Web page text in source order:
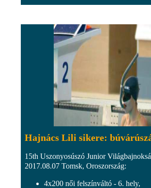
Hajnács Lili sikere:
15th Uszonyosúszó Junior
2017.08.07 Tomsk, Oroszország:
4x200 női felszínváltó - 6. hely,